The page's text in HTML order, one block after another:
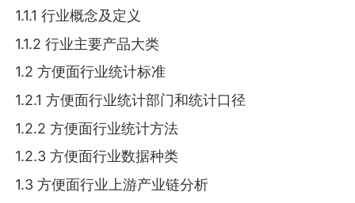
1.1.1 行业概念及定义
1.1.2 行业主要产品大类
1.2 方便面行业统计标准
1.2.1 方便面行业统计部门和统计口径
1.2.2 方便面行业统计方法
1.2.3 方便面行业数据种类
1.3 方便面行业上游产业链分析